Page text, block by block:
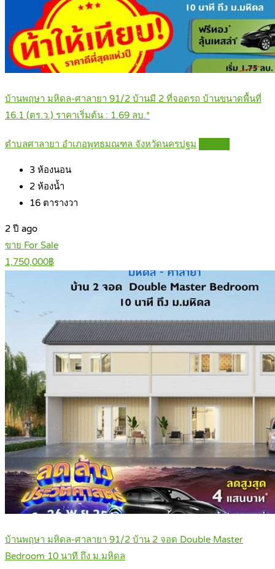
บ้านพฤษา มหิดล-ศาลายา 91/2 บ้านมี 2 ที่จอดรถ บ้านขนาดพื้นที่
16.1 (ตร.ว.) ราคาเริ่มต้น : 1.69 ลบ.*
ตำบลศาลายา อำเภอพุทธมณฑล จังหวัดนครปฐม
3 ห้องนอน
2 ห้องน้ำ
16 ตารางวา
2 ปี ago
ขาย For Sale
1,750,000฿
บ้านพฤษา มหิดล-ศาลายา 91/2 บ้าน 2 จอด Double Master
Bedroom 10 นาที ถึง ม.มหิดล